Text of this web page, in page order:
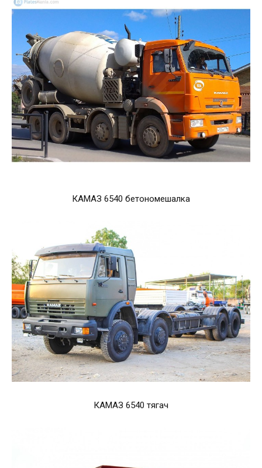
КАМАЗ 6540 бетономешалка
КАМАЗ 6540 тягач